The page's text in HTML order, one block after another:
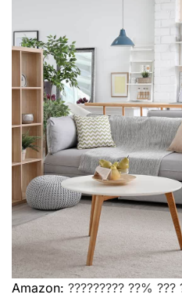
Amazon: ????????? ??% ???